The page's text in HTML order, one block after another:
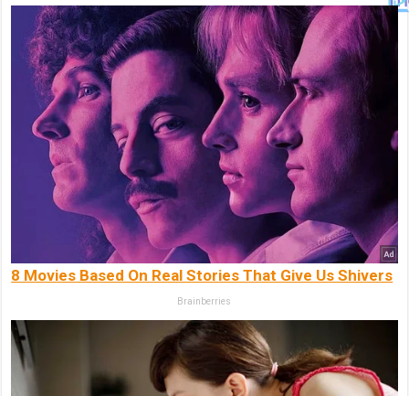
8 Movies Based On Real Stories That Give Us Shivers
Brainberries